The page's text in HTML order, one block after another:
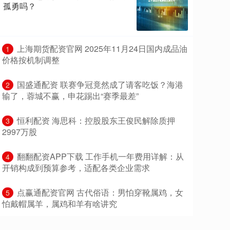
孤勇吗？
1
​上海期货配资官网 2025年11月24日国内成品油
价格按机制调整
2
​国盛通配资 联赛争冠竟然成了请客吃饭？海港
输了，蓉城不赢，申花踢出“赛季最差”
3
​恒利配资 海思科：控股股东王俊民解除质押
2997万股
4
​翻翻配资APP下载 工作手机一年费用详解：从
开销构成到预算参考，适配各类企业需求
5
​点赢通配资官网 古代俗语：男怕穿靴属鸡，女
怕戴帽属羊，属鸡和羊有啥讲究